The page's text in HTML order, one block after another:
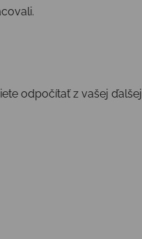
.
odpočítaťz vašej ďalšej